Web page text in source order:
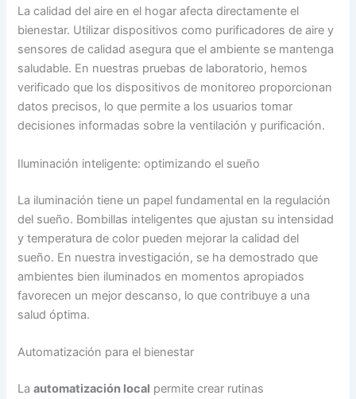
La calidad del aire en el hogar afecta directamente el
bienestar. Utilizar dispositivos como purificadores de aire y
sensores de calidad asegura que el ambiente se mantenga
saludable. En nuestras pruebas de laboratorio, hemos
verificado que los dispositivos de monitoreo proporcionan
datos precisos, lo que permite a los usuarios tomar
decisiones informadas sobre la ventilación y purificación.
Iluminación inteligente: optimizando el sueño
La iluminación tiene un papel fundamental en la regulación
del sueño. Bombillas inteligentes que ajustan su intensidad
y temperatura de color pueden mejorar la calidad del
sueño. En nuestra investigación, se ha demostrado que
ambientes bien iluminados en momentos apropiados
favorecen un mejor descanso, lo que contribuye a una
salud óptima.
Automatización para el bienestar
Laautomatización local permite crear rutinas